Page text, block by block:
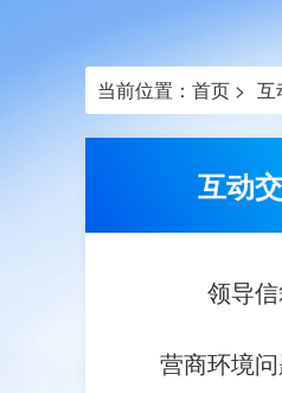
当前位置： 首页 > 互
互动
领导
营商环境